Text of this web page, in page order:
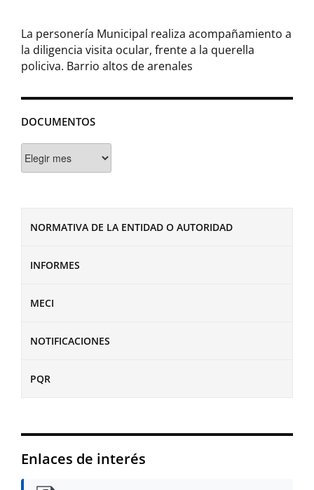
DOCUMENTOS
NORMATIVA DE LA ENTIDAD O AUTORIDAD
INFORMES
MECI
NOTIFICACIONES
PQR
Enlaces de interés
La personería Municipal realiza acompañamiento a
la diligencia visita ocular, frente a la querella
policiva. Barrio altos de arenales